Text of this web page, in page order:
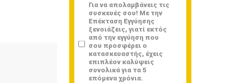
Για να απολαμβάνεις τις
συσκευές σου! Με την
Επέκταση Εγγύησης
ξενοιάζεις, γιατί εκτός
από την εγγύηση που
σου προσφέρει ο
κατασκευαστής, έχεις
επιπλέον καλύψεις
συνολικά για τα 5
επόμενα χρόνια.